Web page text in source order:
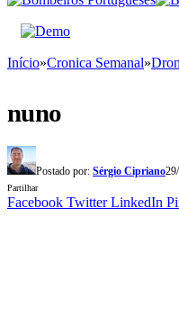
Início»Cronica Semanal»
nuno
Postado por: Sérgio Cipriano
Partilhar
Facebook Twitter LinkedIn